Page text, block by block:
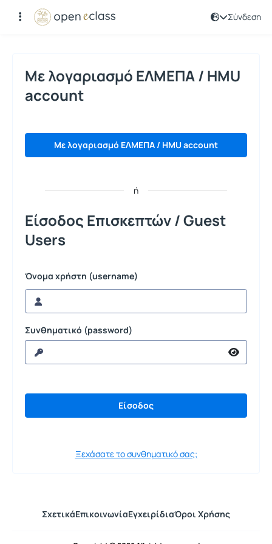
Σύνδεση
Σύνδεση
Με λογαριασμό ΕΛΜΕΠΑ / HMU
account
Με λογαριασμό ΕΛΜΕΠΑ / HMU account
ή
Είσοδος Επισκεπτών / Guest
Users
Όνομα χρήστη (username)
Συνθηματικό (password)
Ξεχάσατε το συνθηματικό σας;
ΣχετικάΕπικοινωνίαΕγχειρίδιαΌροι Χρήσης